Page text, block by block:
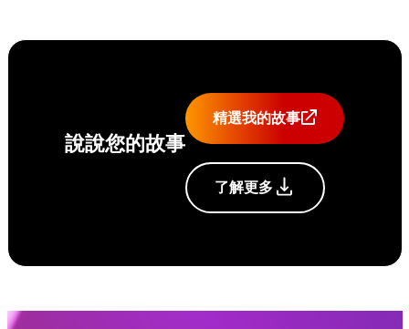
說說您的故事
精選我的故事
了解更多